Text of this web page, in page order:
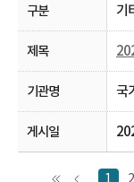
기
국
1 2